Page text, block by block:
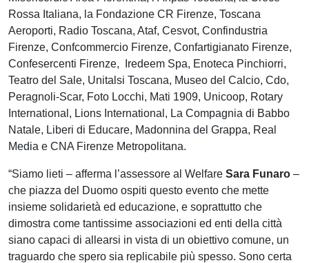
Rossa Italiana, la Fondazione CR Firenze, Toscana
Aeroporti, Radio Toscana, Ataf, Cesvot, Confindustria
Firenze, Confcommercio Firenze, Confartigianato Firenze,
Confesercenti Firenze, Iredeem Spa, Enoteca Pinchiorri,
Teatro del Sale, Unitalsi Toscana, Museo del Calcio, Cdo,
Peragnoli-Scar, Foto Locchi, Mati 1909, Unicoop, Rotary
International, Lions International, La Compagnia di Babbo
Natale, Liberi di Educare, Madonnina del Grappa, Real
Media e CNA Firenze Metropolitana.
“Siamo lieti – afferma l’assessore al Welfare Sara Funaro –
che piazza del Duomo ospiti questo evento che mette
insieme solidarietà ed educazione, e soprattutto che
dimostra come tantissime associazioni ed enti della città
siano capaci di allearsi in vista di un obiettivo comune, un
traguardo che spero sia replicabile più spesso. Sono certa